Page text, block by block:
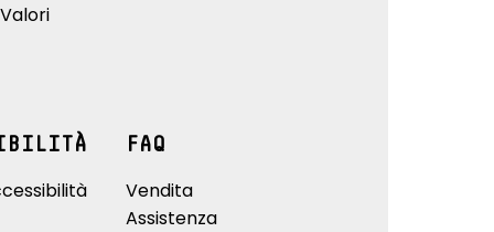
FAQ
Vendita
Assistenza